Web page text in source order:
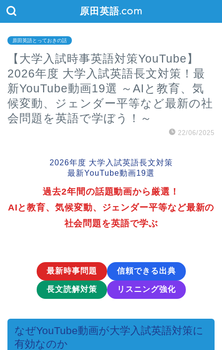
原田英語.com
原田英語とっておきの話
【大学入試時事英語対策YouTube】
2026年度 大学入試英語長文対策！最
新YouTube動画19選 ～AIと教育、気
候変動、ジェンダー平等など最新の社
会問題を英語で学ぼう！～
22/06/2025
2026年度 大学入試英語長文対策
最新YouTube動画19選
過去2年間の話題動画から厳選！
AIと教育、気候変動、ジェンダー平等など最新の
社会問題を英語で学ぶ
最新時事問題 信頼できる出典
長文読解対策 リスニング強化
なぜYouTube動画が大学入試英語対策に
有効なのか